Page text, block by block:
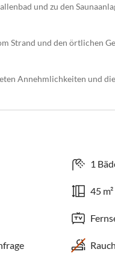
und zu den
Strand und den örtlichen
Annehmlichkeiten und
1
45 m²